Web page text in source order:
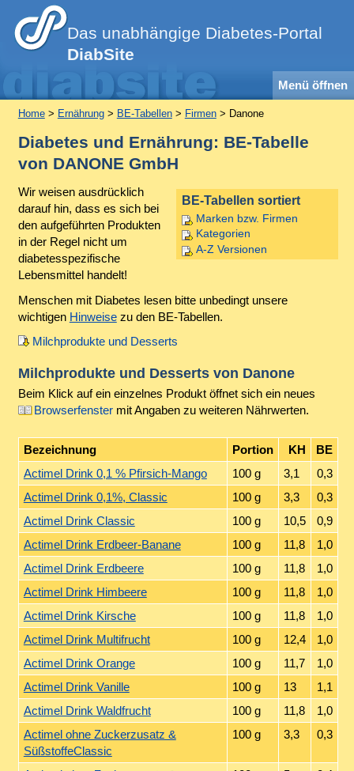
Das unabhängige Diabetes-Portal
DiabSite
Menü öffnen
Home> Ernährung> BE-Tabellen> Firmen> Danone
Diabetes und Ernährung: BE-Tabelle
von DANONE GmbH
BE-Tabellen sortiert
Marken bzw. Firmen
Kategorien
A-Z Versionen
Wir weisen ausdrücklich
darauf hin, dass es sich bei
den aufgeführten Produkten
in der Regel nicht um
diabetesspezifische
Lebensmittel handelt!
Menschen mit Diabetes lesen bitte unbedingt unsere
wichtigen Hinweisezu den BE-Tabellen.
Milchprodukte und Desserts
Milchprodukte und Desserts von Danone
Beim Klick auf ein einzelnes Produkt öffnet sich ein neues
Browserfenstermit Angaben zu weiteren Nährwerten.
Bezeichnung Portion KH
BE
Actimel Drink 0,1 % Pfirsich-Mango
100 g 3,1
0,3
Actimel Drink 0,1%, Classic
100 g 3,3
0,3
Actimel Drink Classic
100 g 10,5
0,9
Actimel Drink Erdbeer-Banane
100 g 11,8
1,0
Actimel Drink Erdbeere
100 g 11,8
1,0
Actimel Drink Himbeere
100 g 11,8
1,0
Actimel Drink Kirsche
100 g 11,8
1,0
Actimel Drink Multifrucht
100 g 12,4
1,0
Actimel Drink Orange
100 g 11,7
1,0
Actimel Drink Vanille
100 g 13
1,1
Actimel Drink Waldfrucht
100 g 11,8
1,0
Actimel ohne Zuckerzusatz &
SüßstoffeClassic
100 g 3,3 0,3